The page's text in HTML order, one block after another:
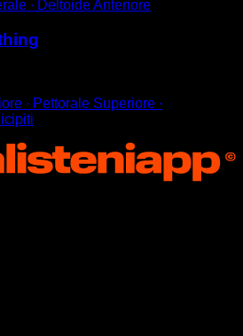
∙ Deltoide Anteriore
∙ Pettorale Superiore ∙